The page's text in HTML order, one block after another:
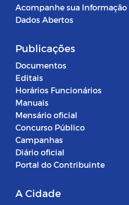
Acompanhe sua Informação
Dados Abertos
Publicações
Documentos
Editais
Horários Funcionários
Manuais
Mensário oficial
Concurso Público
Campanhas
Diário oficial
Portal do Contribuinte
A Cidade